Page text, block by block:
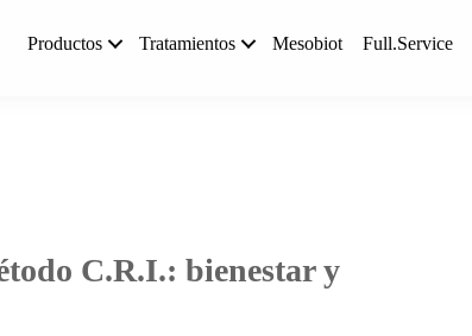
Productos Tratamientos Mesobiot Full.Service
C.R.I.: bienestar y